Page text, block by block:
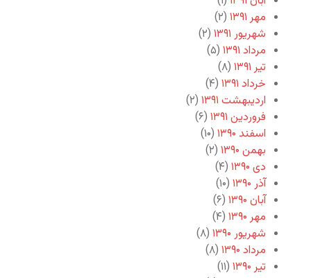
مهر ۱۳۹۱
(۲)
شهریور ۱۳۹۱
(۲)
مرداد ۱۳۹۱
(۵)
تیر ۱۳۹۱
(۸)
خرداد ۱۳۹۱
(۴)
اردیبهشت ۱۳۹۱
(۲)
فروردین ۱۳۹۱
(۶)
اسفند ۱۳۹۰
(۱۰)
بهمن ۱۳۹۰
(۲)
دی ۱۳۹۰
(۴)
آذر ۱۳۹۰
(۱۰)
آبان ۱۳۹۰
(۶)
مهر ۱۳۹۰
(۴)
شهریور ۱۳۹۰
(۸)
مرداد ۱۳۹۰
(۸)
تیر ۱۳۹۰
(۱۱)